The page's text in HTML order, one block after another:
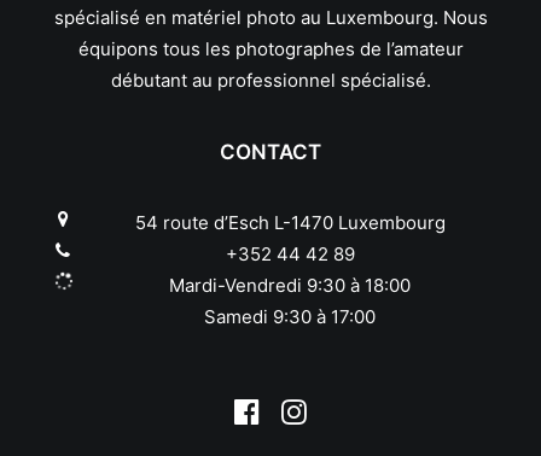
spécialisé en matériel photo au Luxembourg. Nous
équipons tous les photographes de l’amateur
débutant au professionnel spécialisé.
CONTACT
54 route d’Esch L-1470 Luxembourg
+352 44 42 89
Mardi-Vendredi 9:30 à 18:00
Samedi 9:30 à 17:00